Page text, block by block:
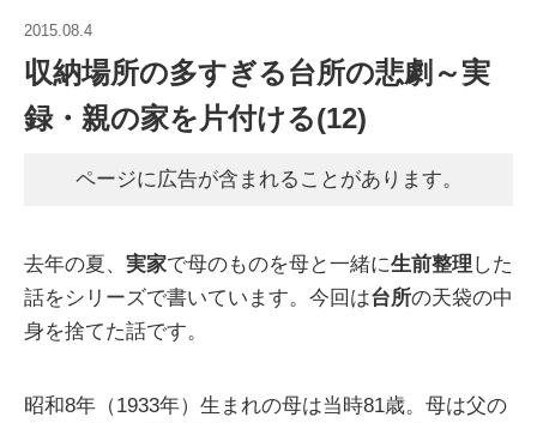
2015.08.4
収納場所の多すぎる台所の悲劇～実
録・親の家を片付ける(12)
ページに広告が含まれることがあります。
去年の夏、 実家で母のものを母と一緒に生前整理 した
話をシリーズで書いています。今回は台所の天袋の中
身を捨てた話です。
昭和8年（1933年）生まれの母は当時81歳。母は父の